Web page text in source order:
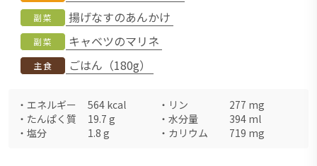
副菜 揚げなすのあんかけ
副菜 キャベツのマリネ
主食 ごはん（180g）
・ エネルギー 564 kcal ・ リン 277 mg
・ たんぱく質 19.7 g ・ 水分量 394 ml
・ 塩分 1.8 g ・ カリウム 719 mg